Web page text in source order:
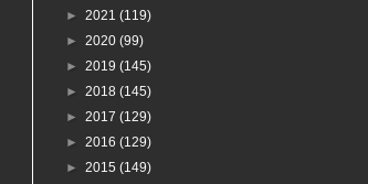
► 2021 (119)
► 2020 (99)
► 2019 (145)
► 2018 (145)
► 2017 (129)
► 2016 (129)
► 2015 (149)